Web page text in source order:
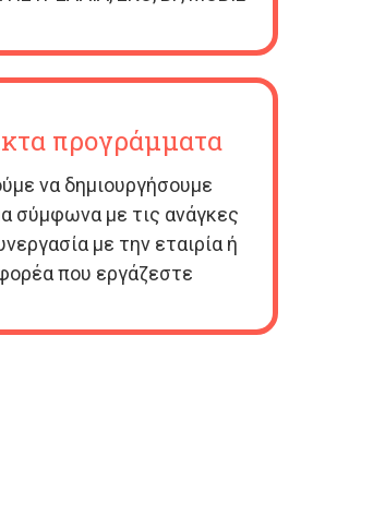
προγράμματα
να δημιουργήσουμε
σύμφωνα με τις ανάγκες
με την εταιρία ή
που εργάζεστε